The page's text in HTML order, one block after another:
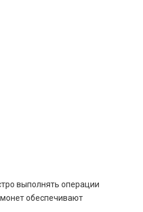
выполнять операции
обеспечивают